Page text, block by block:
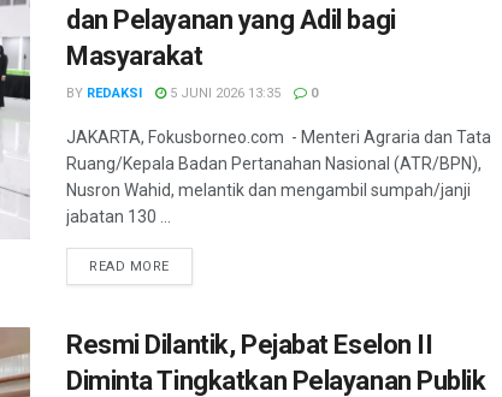
dan Pelayanan yang Adil bagi
Masyarakat
BY REDAKSI 5 JUNI 2026 13:35 0
JAKARTA, Fokusborneo.com - Menteri Agraria dan Tata
Ruang/Kepala Badan Pertanahan Nasional (ATR/BPN),
Nusron Wahid, melantik dan mengambil sumpah/janji
jabatan 130 ...
READ MOREDETAILS
Resmi Dilantik, Pejabat Eselon II
Diminta Tingkatkan Pelayanan Publik